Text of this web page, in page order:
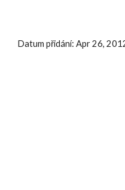
Datum přidání: Apr 26,